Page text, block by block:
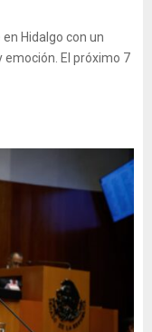
Hidalgo con un
El próximo 7